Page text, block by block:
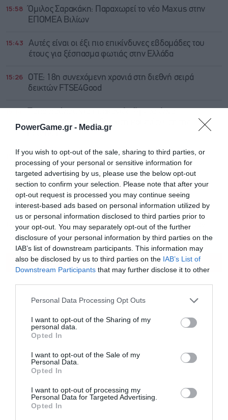
PowerGame.gr - Media.gr
If you wish to opt-out of the sale, sharing to third parties, or
processing of your personal or sensitive information for
targeted advertising by us, please use the below opt-out
section to confirm your selection. Please note that after your
opt-out request is processed you may continue seeing
interest-based ads based on personal information utilized by
us or personal information disclosed to third parties prior to
your opt-out. You may separately opt-out of the further
disclosure of your personal information by third parties on the
IAB’s list of downstream participants. This information may
also be disclosed by us to third parties on the IAB’s List of
Downstream Participants that may further disclose it to other
Personal Data Processing Opt Outs
I want to opt-out of the Sharing of my
personal data.
Opted In
I want to opt-out of the Sale of my
Personal Data.
Opted In
I want to opt-out of processing my
Personal Data for Targeted Advertising.
Opted In
15:58
Όμιλος Σαρακάκη: Παραχωρεί το νέο Maxus στην
ΕΠΟΜΕΑ Βιλίων
15:43
Αυτές είναι οι έξι πιο επικίνδυνες εβδομάδες του
έτους για ξέσπασμα φωτιάς στην Ελλάδα
15:26
ΟΤΕ: 18η συνεχόμενη χρονιά στη διεθνή σειρά
δεικτών FTSE4Good
αποκατάστασης, αναδάσωση και ενίσχυση της
15:03
Η Casio έφτιαξε ρολόι που διορθώνει μόνο του την
ώρα μετά από χτύπημα
Παιδικοί σταθμοί ΕΣΠΑ 2026 – 2027: Πότε θα
ανακοινωθούν τα αποτελέσματα
14:51
Minoan Lines: Έκπτωση 50% για τη Μήλο από τον
Πειραιά
ΟΛΕΣ ΟΙ ΕΙΔΗΣΕΙΣ